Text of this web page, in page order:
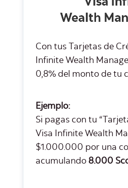
Con tus Tarjetas de
Infinite Wealth
0,8% del monto de tu
Ejemplo:
Si pagas con tu
Visa Infinite Wealth
$1.000.000 por una
acumulando 8.000